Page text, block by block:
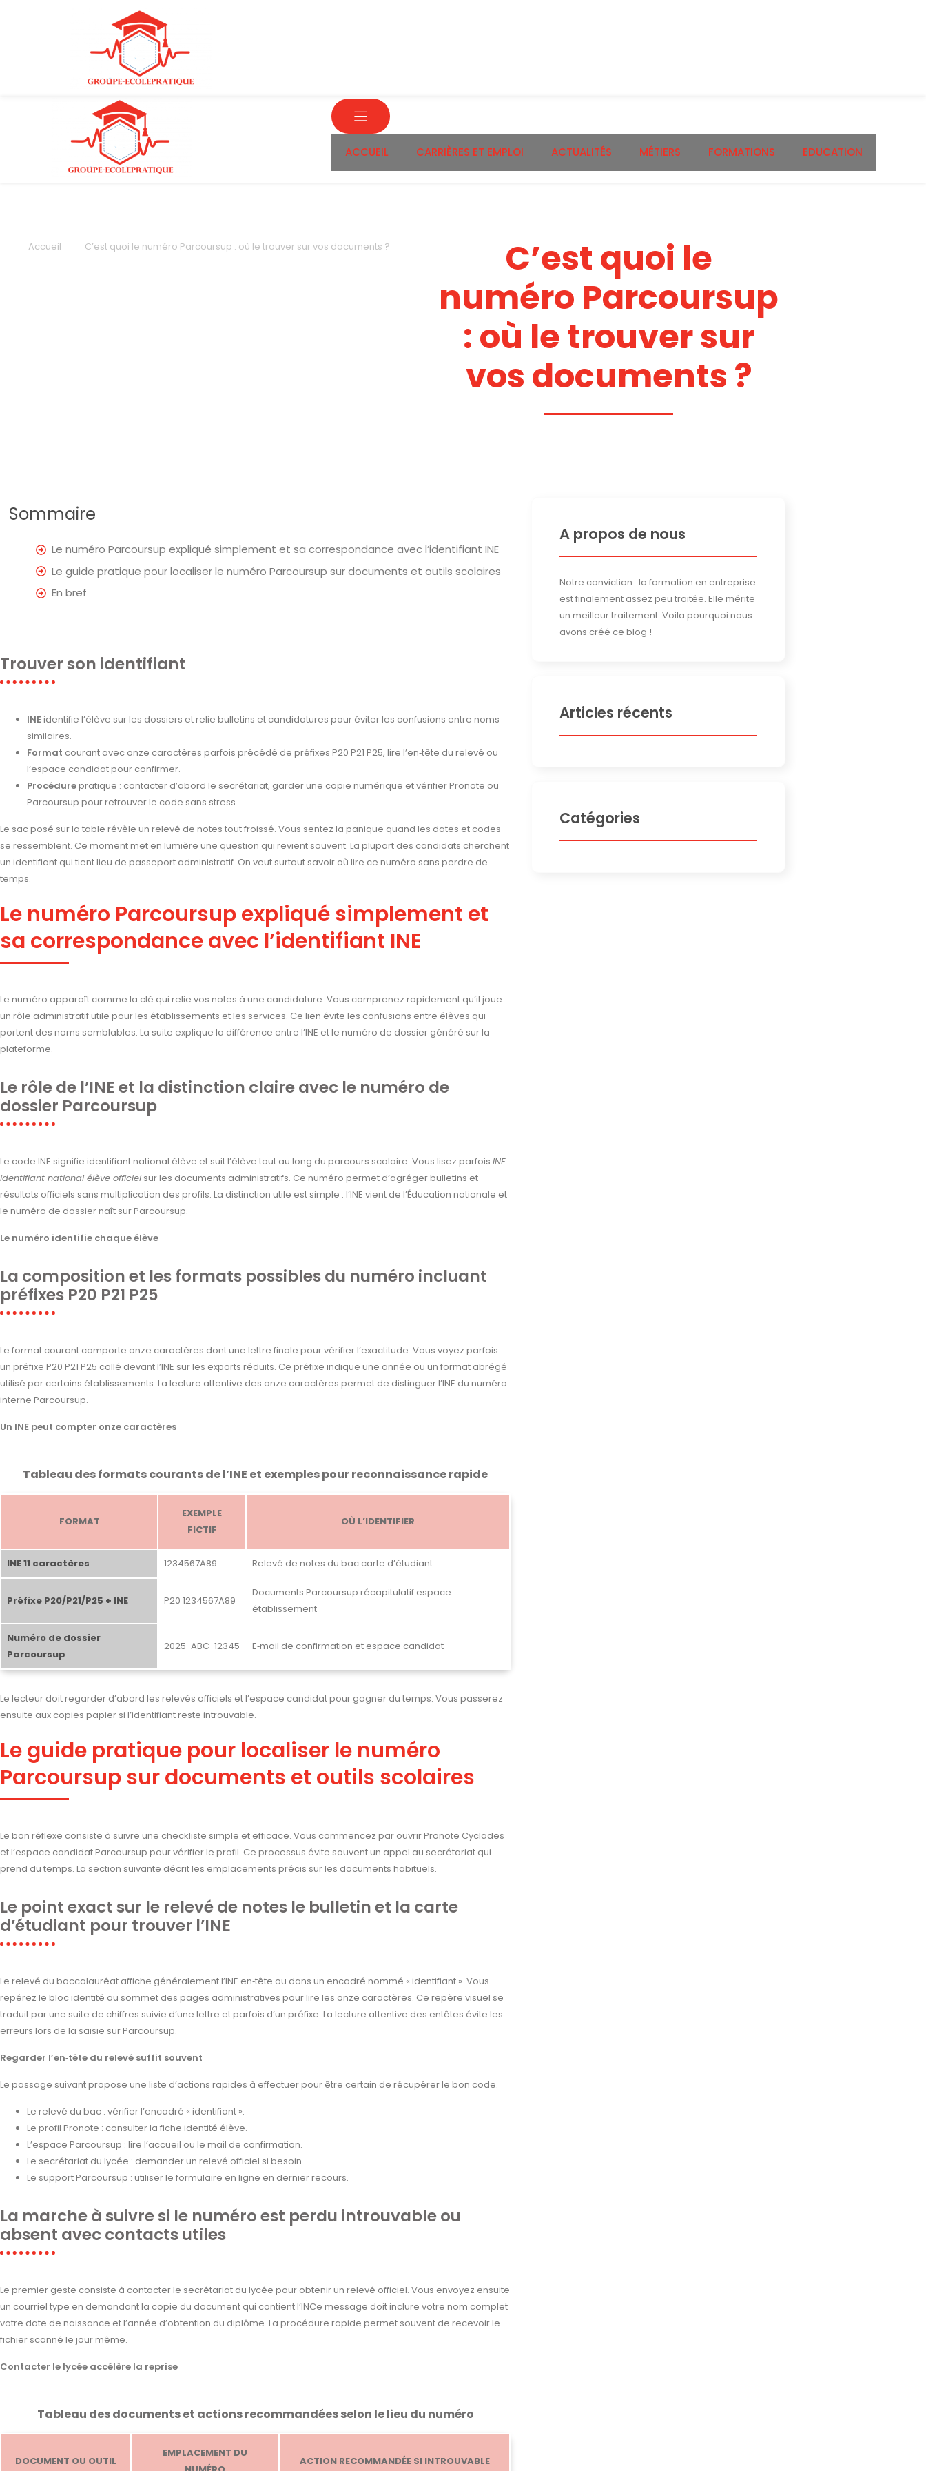
ACCUEIL CARRIÈRES ET EMPLOI ACTUALITÉS MÉTIERS FORMATIONS EDUCATION
Accueil C’est quoi le numéro Parcoursup : où le trouver sur vos documents ?
C’est quoi le
numéro Parcoursup
: où le trouver sur
vos documents ?
Sommaire
Le numéro Parcoursup expliqué simplement et sa correspondance avec l’identifiant INE
Le guide pratique pour localiser le numéro Parcoursup sur documents et outils scolaires
En bref
Trouver son identifiant
INEidentifie l’élève sur les dossiers et relie bulletins et candidatures pour éviter les confusions entre noms
similaires.
Format courant avec onze caractères parfois précédé de préfixes P20 P21 P25, lire l’en‑tête du relevé ou
l’espace candidat pour confirmer.
Procédurepratique : contacter d’abord le secrétariat, garder une copie numérique et vérifier Pronote ou
Parcoursup pour retrouver le code sans stress.
Le sac posé sur la table révèle un relevé de notes tout froissé. Vous sentez la panique quand les dates et codes
se ressemblent. Ce moment met en lumière une question qui revient souvent. La plupart des candidats cherchent
un identifiant qui tient lieu de passeport administratif. On veut surtout savoir où lire ce numéro sans perdre de
temps.
Le numéro Parcoursup expliqué simplement et
sa correspondance avec l’identifiant INE
Le numéro apparaît comme la clé qui relie vos notes à une candidature. Vous comprenez rapidement qu’il joue
un rôle administratif utile pour les établissements et les services. Ce lien évite les confusions entre élèves qui
portent des noms semblables. La suite explique la différence entre l’INE et le numéro de dossier généré sur la
plateforme.
Le rôle de l’INE et la distinction claire avec le numéro de
dossier Parcoursup
Le code INE signifie identifiant national élève et suit l’élève tout au long du parcours scolaire. Vous lisez parfois INE
identifiant national élève officiel sur les documents administratifs. Ce numéro permet d’agréger bulletins et
résultats officiels sans multiplication des profils. La distinction utile est simple : l’INE vient de l’Éducation nationale et
le numéro de dossier naît sur Parcoursup.
Le numéro identifie chaque élève
La composition et les formats possibles du numéro incluant
préfixes P20 P21 P25
Le format courant comporte onze caractères dont une lettre finale pour vérifier l’exactitude. Vous voyez parfois
un préfixe P20 P21 P25 collé devant l’INE sur les exports réduits. Ce préfixe indique une année ou un format abrégé
utilisé par certains établissements. La lecture attentive des onze caractères permet de distinguer l’INE du numéro
interne Parcoursup.
Un INE peut compter onze caractères
Tableau des formats courants de l’INE et exemples pour reconnaissance rapide
FORMAT
EXEMPLE
FICTIF
OÙ L’IDENTIFIER
INE 11 caractères 1234567A89 Relevé de notes du bac carte d’étudiant
Préfixe P20/P21/P25 + INE P20 1234567A89
Documents Parcoursup récapitulatif espace
établissement
Numéro de dossier
Parcoursup
2025-ABC-12345 E‑mail de confirmation et espace candidat
Le lecteur doit regarder d’abord les relevés officiels et l’espace candidat pour gagner du temps. Vous passerez
ensuite aux copies papier si l’identifiant reste introuvable.
Le guide pratique pour localiser le numéro
Parcoursup sur documents et outils scolaires
Le bon réflexe consiste à suivre une checkliste simple et efficace. Vous commencez par ouvrir Pronote Cyclades
et l’espace candidat Parcoursup pour vérifier le profil. Ce processus évite souvent un appel au secrétariat qui
prend du temps. La section suivante décrit les emplacements précis sur les documents habituels.
Le point exact sur le relevé de notes le bulletin et la carte
d’étudiant pour trouver l’INE
Le relevé du baccalauréat affiche généralement l’INE en‑tête ou dans un encadré nommé « identifiant ». Vous
repérez le bloc identité au sommet des pages administratives pour lire les onze caractères. Ce repère visuel se
traduit par une suite de chiffres suivie d’une lettre et parfois d’un préfixe. La lecture attentive des entêtes évite les
erreurs lors de la saisie sur Parcoursup.
Regarder l’en‑tête du relevé suffit souvent
Le passage suivant propose une liste d’actions rapides à effectuer pour être certain de récupérer le bon code.
Le relevé du bac : vérifier l’encadré « identifiant ».
Le profil Pronote : consulter la fiche identité élève.
L’espace Parcoursup : lire l’accueil ou le mail de confirmation.
Le secrétariat du lycée : demander un relevé officiel si besoin.
Le support Parcoursup : utiliser le formulaire en ligne en dernier recours.
La marche à suivre si le numéro est perdu introuvable ou
absent avec contacts utiles
Le premier geste consiste à contacter le secrétariat du lycée pour obtenir un relevé officiel. Vous envoyez ensuite
un courriel type en demandant la copie du document qui contient l’INCe message doit inclure votre nom complet
votre date de naissance et l’année d’obtention du diplôme. La procédure rapide permet souvent de recevoir le
fichier scanné le jour même.
Contacter le lycée accélère la reprise
Tableau des documents et actions recommandées selon le lieu du numéro
DOCUMENT OU OUTIL
EMPLACEMENT DU
ACTION RECOMMANDÉE SI INTROUVABLE
A propos de nous
Notre conviction : la formation en entreprise
est finalement assez peu traitée. Elle mérite
un meilleur traitement. Voila pourquoi nous
avons créé ce blog !
Articles récents
Catégories